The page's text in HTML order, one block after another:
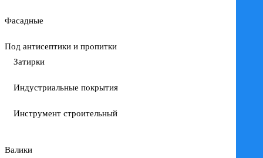
Фасадные
Под антисептики и пропитки
Затирки
Индустриальные покрытия
Инструмент строительный
Валики